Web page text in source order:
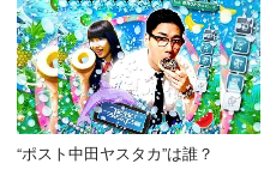
“ポスト中田ヤスタカ”は誰？